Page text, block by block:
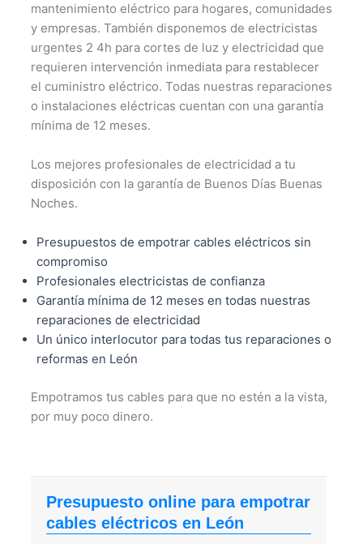
mantenimiento eléctrico para hogares, comunidades
y empresas. También disponemos de electricistas
urgentes 2 4h para cortes de luz y electricidad que
requieren intervención inmediata para restablecer
el cuministro eléctrico. Todas nuestras reparaciones
o instalaciones eléctricas cuentan con una garantía
mínima de 12 meses.
Los mejores profesionales de electricidad a tu
disposición con la garantía de Buenos Días Buenas
Noches.
Presupuestos de empotrar cables eléctricos sin
compromiso
Profesionales electricistas de confianza
Garantía mínima de 12 meses en todas nuestras
reparaciones de electricidad
Un único interlocutor para todas tus reparaciones o
reformas en León
Empotramos tus cables para que no estén a la vista,
por muy poco dinero.
Presupuesto online para empotrar
cables eléctricos en León